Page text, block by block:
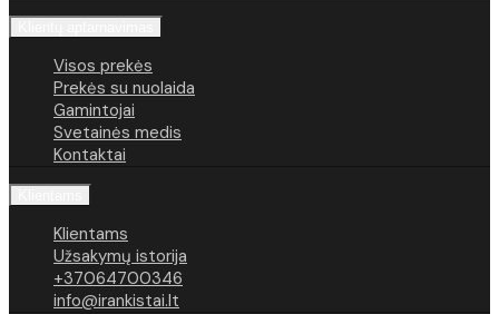
Visos prekės
Prekės su nuolaida
Gamintojai
Svetainės medis
Kontaktai
Klientams
Užsakymų istorija
+37064700346
info@irankistai.lt